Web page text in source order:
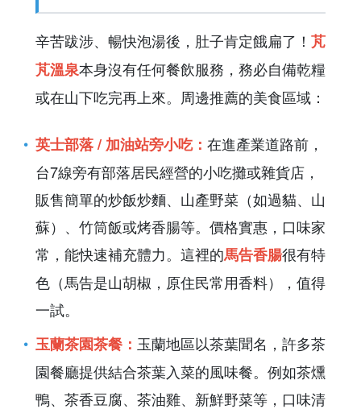
辛苦跋涉、暢快泡湯後，肚子肯定餓扁了！ 芃
芃溫泉本身沒有任何餐飲服務，務必自備乾糧
或在山下吃完再上來。周邊推薦的美食區域：
英士部落 / 加油站旁小吃： 在進產業道路前，
台7線旁有部落居民經營的小吃攤或雜貨店，
販售簡單的炒飯炒麵、山產野菜（如過貓、山
蘇）、竹筒飯或烤香腸等。價格實惠，口味家
常，能快速補充體力。這裡的馬告香腸很有特
色（馬告是山胡椒，原住民常用香料），值得
一試。
玉蘭茶園茶餐： 玉蘭地區以茶葉聞名，許多茶
園餐廳提供結合茶葉入菜的風味餐。例如茶燻
鴨、茶香豆腐、茶油雞、新鮮野菜等，口味清